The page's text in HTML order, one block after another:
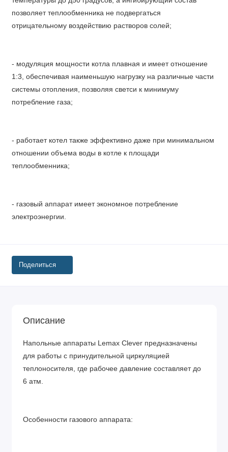
позволяет теплообменника не подвергаться
отрицательному воздействию растворов солей;
- модуляция мощности котла плавная и имеет отношение
1:3, обеспечивая наименьшую нагрузку на различные части
системы отопления, позволяя светси к минимуму
потребление газа;
- работает котел также эффективно даже при минимальном
отношении объема воды в котле к площади
теплообменника;
- газовый аппарат имеет экономное потребление
электроэнергии.
Поделиться
Описание
Напольные аппараты Lemax Clever предназначены
для работы с принудительной циркуляцией
теплоносителя, где рабочее давление составляет до
6 атм.
Особенности газового аппарата: